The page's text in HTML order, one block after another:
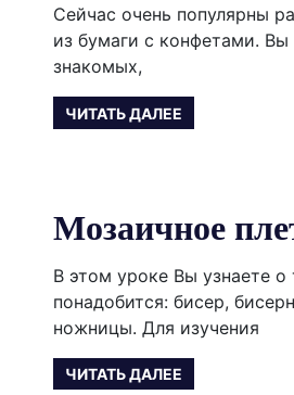
Сейчас очень популярны
из бумаги с конфетами. Вы
знакомых,
ЧИТАТЬ ДАЛЕЕ
Мозаичное
В этом уроке Вы узнаете
понадобится: бисер,
ножницы. Для изучения
ЧИТАТЬ ДАЛЕЕ